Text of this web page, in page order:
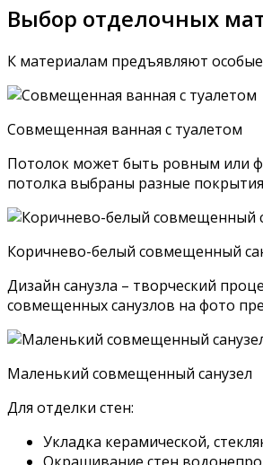
Выбор отделочных
К материалам предъявляют
Совмещенная ванная с туалетом
Потолок может быть ровным или
потолка выбраны разные
Коричнево-белый совмещенный
Дизайн санузла – творческий
совмещенных санузлов на фото
Маленький совмещенный санузел
Для отделки стен:
Укладка керамической,